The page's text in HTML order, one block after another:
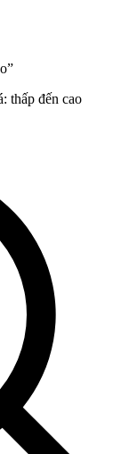
thấp đến cao